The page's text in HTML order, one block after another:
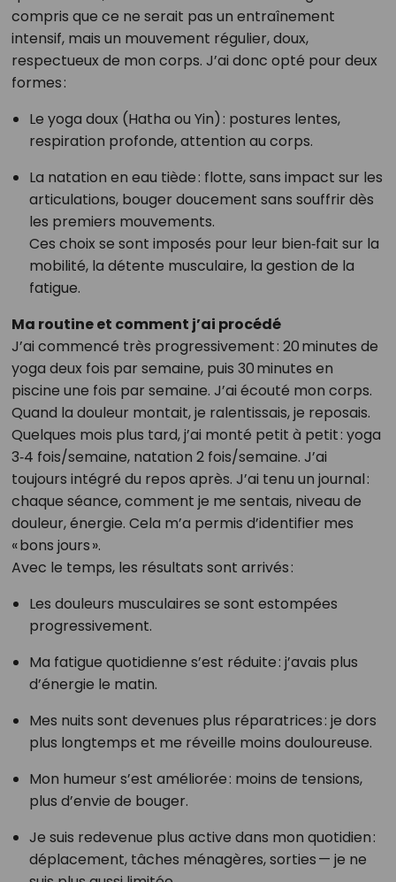
compris que ce ne serait pas un entraînement
intensif, mais un mouvement régulier, doux,
respectueux de mon corps. J’ai donc opté pour deux
formes :
Le yoga doux (Hatha ou Yin) : postures lentes,
respiration profonde, attention au corps.
La natation en eau tiède : flotte, sans impact sur les
articulations, bouger doucement sans souffrir dès
les premiers mouvements.
Ces choix se sont imposés pour leur bien‑fait sur la
mobilité, la détente musculaire, la gestion de la
fatigue.
Ma routine et comment j’ai procédé
J’ai commencé très progressivement : 20 minutes de
yoga deux fois par semaine, puis 30 minutes en
piscine une fois par semaine. J’ai écouté mon corps.
Quand la douleur montait, je ralentissais, je reposais.
Quelques mois plus tard, j’ai monté petit à petit : yoga
3‑4 fois/semaine, natation 2 fois/semaine. J’ai
toujours intégré du repos après. J’ai tenu un journal :
chaque séance, comment je me sentais, niveau de
douleur, énergie. Cela m’a permis d’identifier mes
« bons jours ».
Avec le temps, les résultats sont arrivés :
Les douleurs musculaires se sont estompées
progressivement.
Ma fatigue quotidienne s’est réduite : j’avais plus
d’énergie le matin.
Mes nuits sont devenues plus réparatrices : je dors
plus longtemps et me réveille moins douloureuse.
Mon humeur s’est améliorée : moins de tensions,
plus d’envie de bouger.
Je suis redevenue plus active dans mon quotidien :
déplacement, tâches ménagères, sorties — je ne